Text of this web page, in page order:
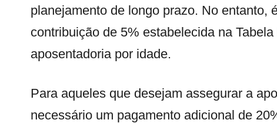
planejamento de longo prazo. No entanto,
contribuição de 5% estabelecida na
aposentadoria por idade.
Para aqueles que desejam assegurar a
necessário um pagamento adicional de